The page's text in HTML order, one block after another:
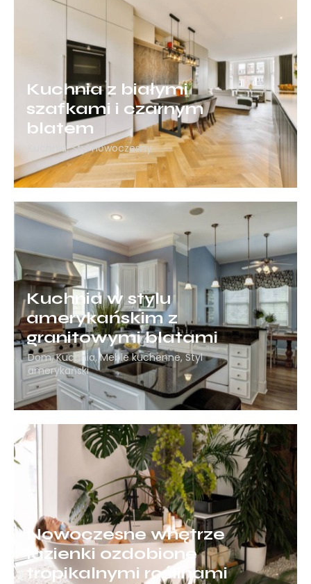
Kuchnia z białymi
szafkami i czarnym
blatem
Kuchnia,Styl nowoczesny
Kuchnia w stylu
amerykańskim z
granitowymi blatami
Dom,Kuchnia,Meble kuchenne,Styl
amerykański
Nowoczesne wnętrze
łazienki ozdobione
tropikalnymi roślinami